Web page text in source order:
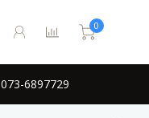
0
073-6897729